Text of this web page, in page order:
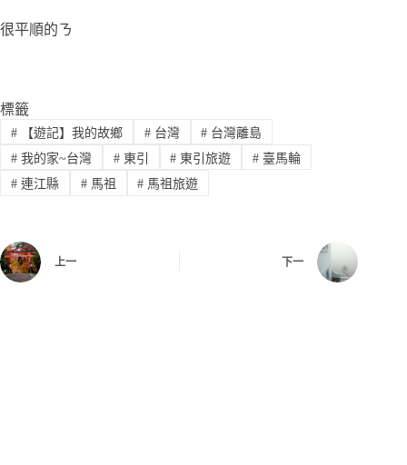
很平順的ㄋ
標籤
#【遊記】我的故鄉 #台灣 # 台灣離島
#我的家~台灣 #東引 # 東引旅遊 # 臺馬輪
#連江縣 #馬祖 # 馬祖旅遊
上一 下一